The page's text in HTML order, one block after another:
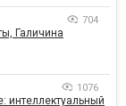
704
Галичина
1076
интеллектуальный